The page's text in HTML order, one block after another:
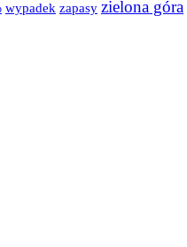
wypadek zapasy zielona góra